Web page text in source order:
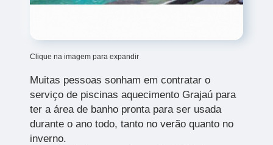
Clique na imagem para expandir
Muitas pessoas sonham em contratar o
serviço de piscinas aquecimento Grajaú para
ter a área de banho pronta para ser usada
durante o ano todo, tanto no verão quanto no
inverno.